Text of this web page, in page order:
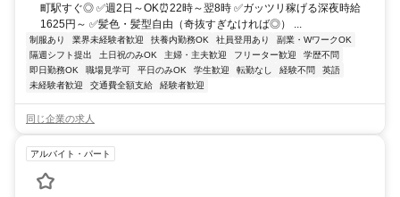
町駅すぐ◎ ✅週2日～OK⏰22時～翌8時 ✅ガッツリ稼げる深夜時給
1625円～ ✅髪色・髪型自由（奇抜すぎなければ◎） ...
制服あり 業界未経験者歓迎 扶養内勤務OK 社員登用あり
副業・WワークOK
隔週シフト提出
土日祝のみOK 主婦・主夫歓迎 フリーター歓迎
学歴不問
即日勤務OK
職場見学可 平日のみOK 学生歓迎 転勤なし 経験不問
英語
未経験者歓迎
交通費全額支給 経験者歓迎
同じ企業の求人
アルバイト・パート